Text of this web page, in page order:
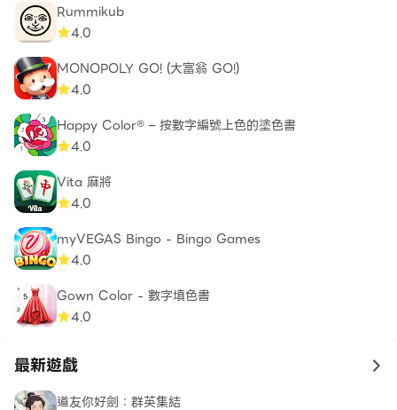
Rummikub
4.0
MONOPOLY GO! (大富翁 GO!)
4.0
Happy Color® – 按數字編號上色的塗色書
4.0
Vita 麻將
4.0
myVEGAS Bingo - Bingo Games
4.0
Gown Color - 數字填色書
4.0
最新遊戲 to
道友你好劍：群英集結